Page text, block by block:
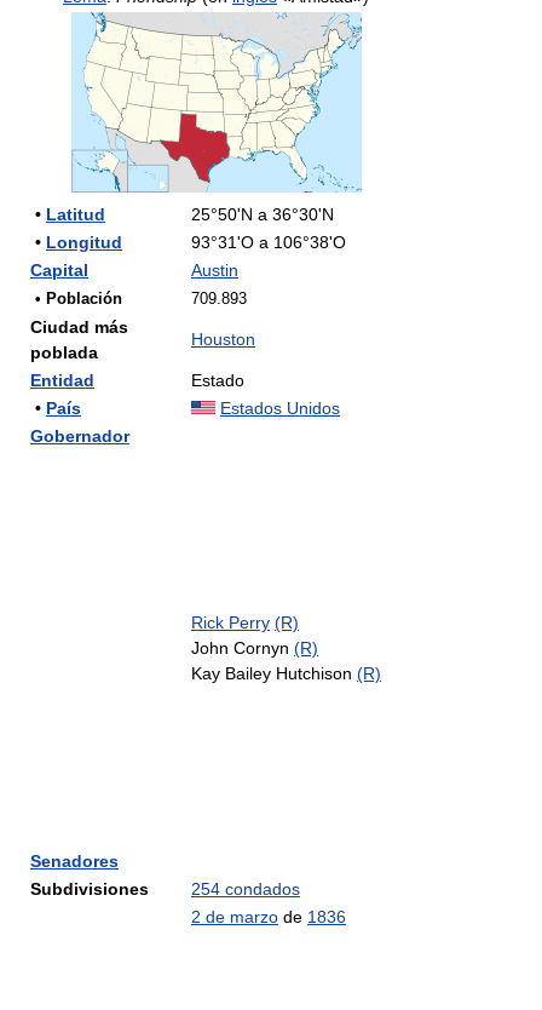
• Latitud
25°50'N a 36°30'N
• Longitud
93°31'O a 106°38'O
Capital
Austin
• Población 709.893
Ciudad más
poblada
Houston
Entidad
Estado
• País
Estados Unidos
Gobernador
Senadores
Rick Perry (R)
John Cornyn (R)
Kay Bailey Hutchison (R)
Subdivisiones 254 condados
2 de marzo de 1836